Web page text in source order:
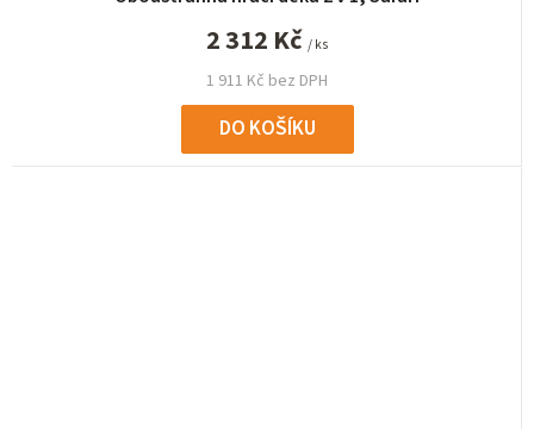
1 911 Kč bez DPH
2 312 Kč / ks
DO KOŠÍKU